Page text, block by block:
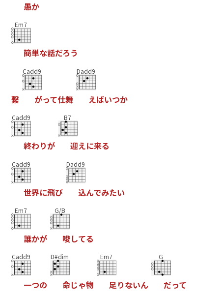
愚か
Em7
簡単な話だろう
繋
Cadd9
がって仕舞
Dadd9
えばいつか
Cadd9
終わりが
B7
迎えに来る
Cadd9
世界に飛び
Dadd9
込んでみたい
Em7
誰かが
G/B
唆してる
Cadd9
一つの
D#dim
命じゃ物
Em7
足りないん
G
だって